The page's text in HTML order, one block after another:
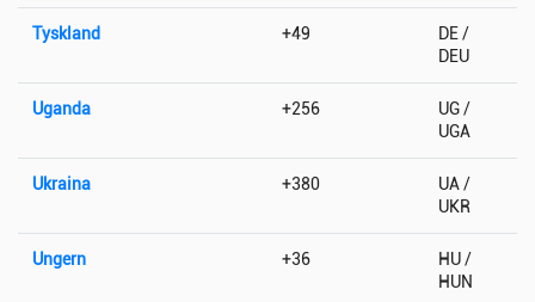
Tyskland +49
DE /
DEU
Uganda +256
UG /
UGA
Ukraina +380
UA /
UKR
Ungern +36
HU /
HUN